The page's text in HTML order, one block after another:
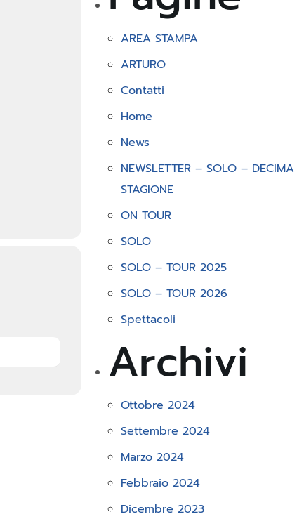
AREA STAMPA
ARTURO
Contatti
Home
News
NEWSLETTER – SOLO – DECIMA
STAGIONE
ON TOUR
SOLO
SOLO – TOUR 2025
SOLO – TOUR 2026
Spettacoli
Archivi
Ottobre 2024
Settembre 2024
Marzo 2024
Febbraio 2024
Dicembre 2023